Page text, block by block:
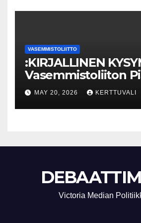
VASEMMISTOLIITTO
:KIRJALLINEN
Vasemmistoliiton
Lohikoski: Missä
hallituksen
kunnille?
MAY 20, 2026 KERTTUVALI
Victoria Median